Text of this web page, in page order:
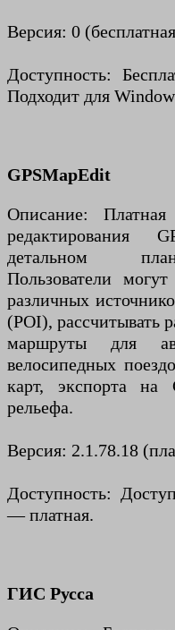
Версия: 0
Доступность:
Подходит для
GPSMapEdit
Описание:
редактирования
детальном
Пользователи
различных
(POI), рассчитывать
маршруты для
велосипедных
карт, экспорта на
рельефа.
Версия: 2.1.78.18
Доступность:
— платная.
ГИС Русса